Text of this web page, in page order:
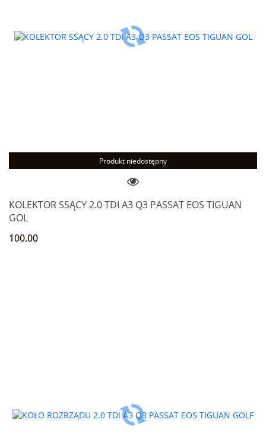
Produkt niedostępny
KOLEKTOR SSĄCY 2.0 TDI A3 Q3 PASSAT EOS TIGUAN
GOL
100.00